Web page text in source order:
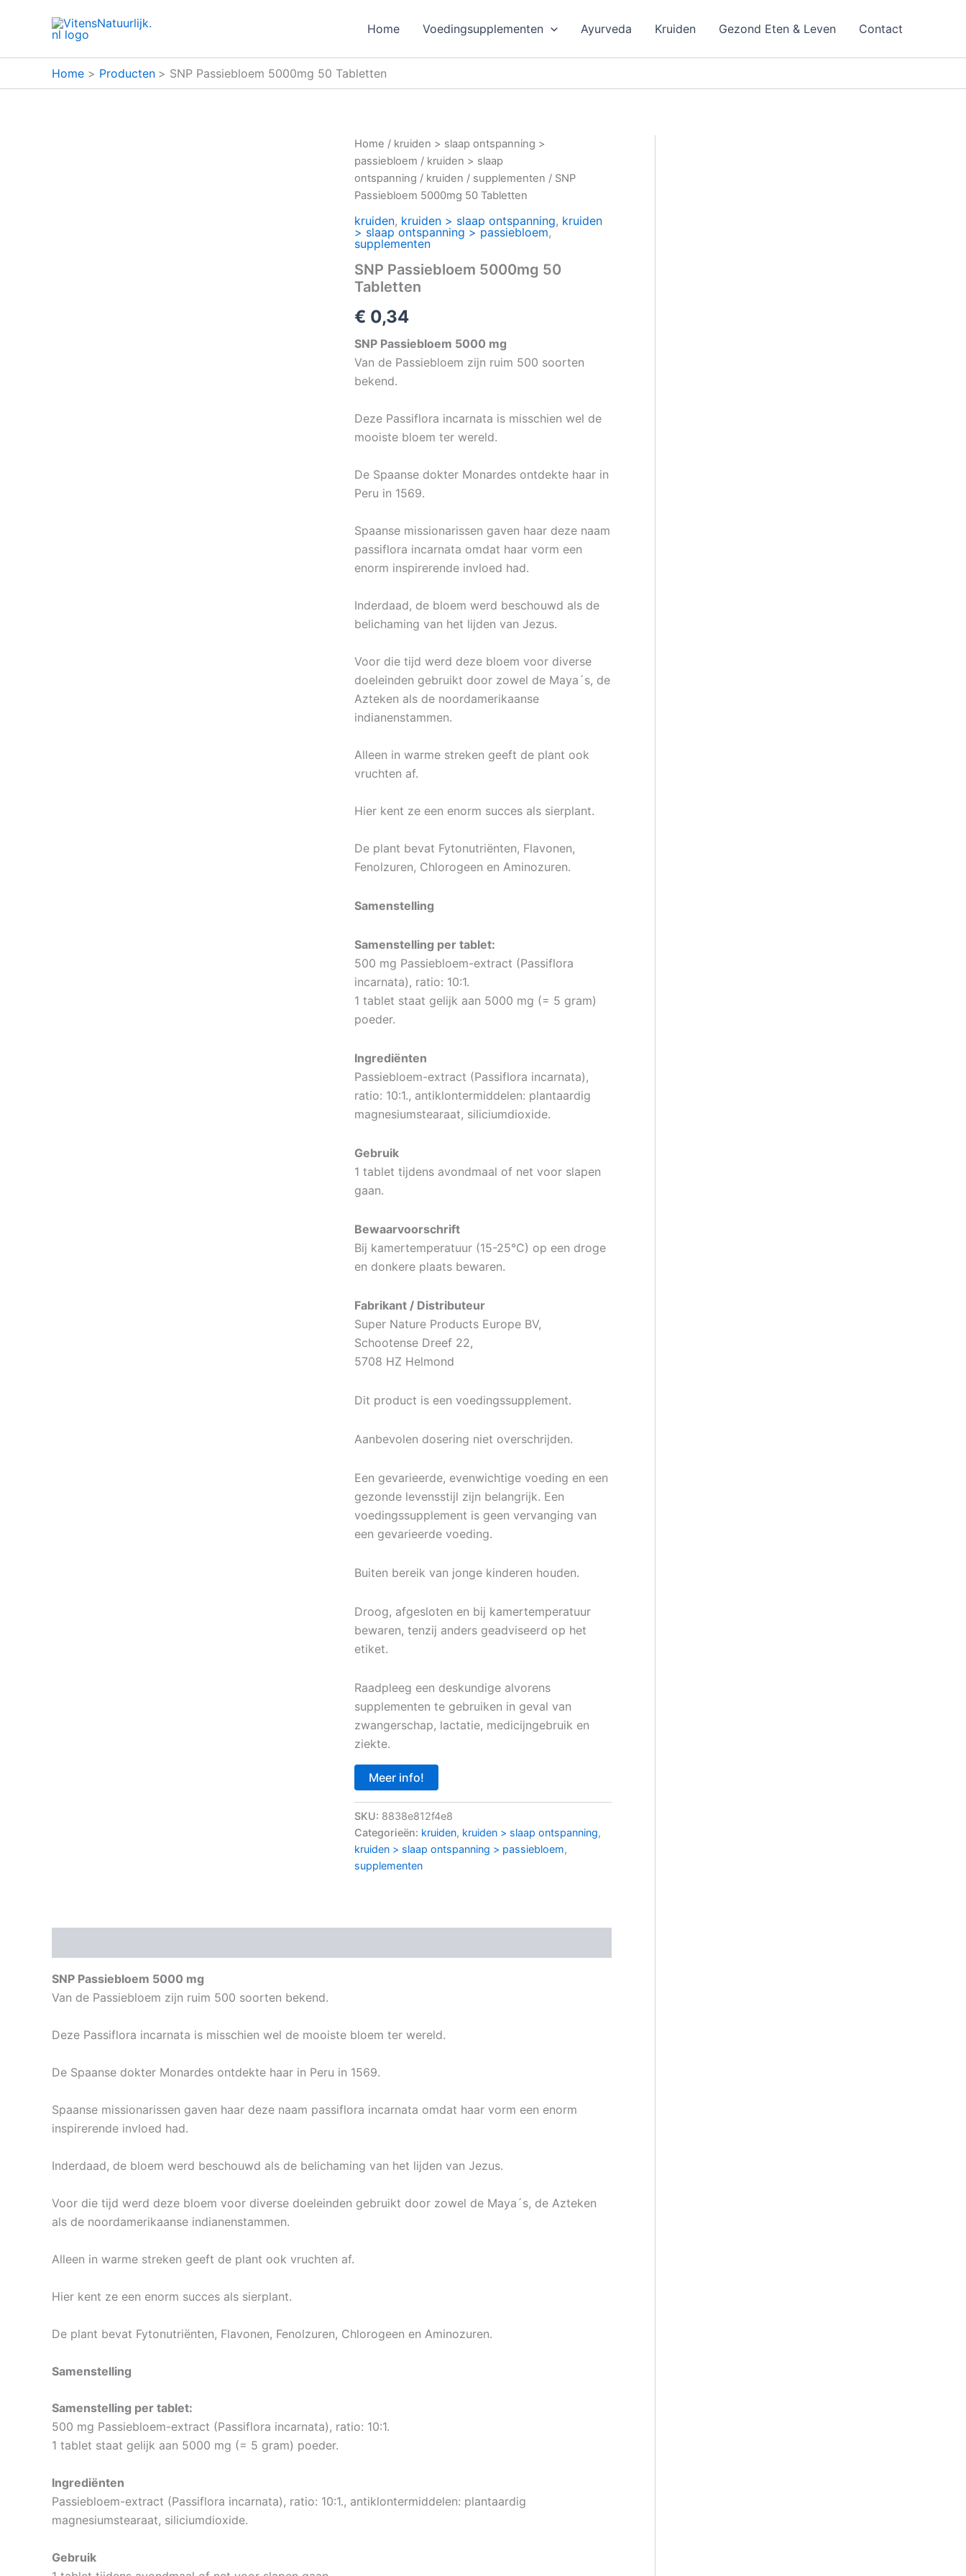
Home Voedingsupplementen Ayurveda Kruiden Gezond Eten & Leven Contact
Home Producten SNP Passiebloem 5000mg 50 Tabletten
Home / kruiden > slaap ontspanning >
passiebloem / kruiden > slaap
ontspanning / kruiden / supplementen / SNP
Passiebloem 5000mg 50 Tabletten
kruiden, kruiden > slaap ontspanning, kruiden
> slaap ontspanning > passiebloem,
supplementen
SNP Passiebloem 5000mg 50
Tabletten
€ 0,34
SNP Passiebloem 5000 mg
Van de Passiebloem zijn ruim 500 soorten
bekend.
Deze Passiflora incarnata is misschien wel de
mooiste bloem ter wereld.
De Spaanse dokter Monardes ontdekte haar in
Peru in 1569.
Spaanse missionarissen gaven haar deze naam
passiflora incarnata omdat haar vorm een
enorm inspirerende invloed had.
Inderdaad, de bloem werd beschouwd als de
belichaming van het lijden van Jezus.
Voor die tijd werd deze bloem voor diverse
doeleinden gebruikt door zowel de Maya´s, de
Azteken als de noordamerikaanse
indianenstammen.
Alleen in warme streken geeft de plant ook
vruchten af.
Hier kent ze een enorm succes als sierplant.
De plant bevat Fytonutriënten, Flavonen,
Fenolzuren, Chlorogeen en Aminozuren.
Samenstelling
Samenstelling per tablet:
500 mg Passiebloem-extract (Passiflora
incarnata), ratio: 10:1.
1 tablet staat gelijk aan 5000 mg (= 5 gram)
poeder.
Ingrediënten
Passiebloem-extract (Passiflora incarnata),
ratio: 10:1., antiklontermiddelen: plantaardig
magnesiumstearaat, siliciumdioxide.
Gebruik
1 tablet tijdens avondmaal of net voor slapen
gaan.
Bewaarvoorschrift
Bij kamertemperatuur (15-25°C) op een droge
en donkere plaats bewaren.
Fabrikant / Distributeur
Super Nature Products Europe BV,
Schootense Dreef 22,
5708 HZ Helmond
Dit product is een voedingssupplement.
Aanbevolen dosering niet overschrijden.
Een gevarieerde, evenwichtige voeding en een
gezonde levensstijl zijn belangrijk. Een
voedingssupplement is geen vervanging van
een gevarieerde voeding.
Buiten bereik van jonge kinderen houden.
Droog, afgesloten en bij kamertemperatuur
bewaren, tenzij anders geadviseerd op het
etiket.
Raadpleeg een deskundige alvorens
supplementen te gebruiken in geval van
zwangerschap, lactatie, medicijngebruik en
ziekte.
Meer info!
SKU: 8838e812f4e8
Categorieën: kruiden, kruiden > slaap ontspanning,
kruiden > slaap ontspanning > passiebloem,
supplementen
SNP Passiebloem 5000 mg
Van de Passiebloem zijn ruim 500 soorten bekend.
Deze Passiflora incarnata is misschien wel de mooiste bloem ter wereld.
De Spaanse dokter Monardes ontdekte haar in Peru in 1569.
Spaanse missionarissen gaven haar deze naam passiflora incarnata omdat haar vorm een enorm
inspirerende invloed had.
Inderdaad, de bloem werd beschouwd als de belichaming van het lijden van Jezus.
Voor die tijd werd deze bloem voor diverse doeleinden gebruikt door zowel de Maya´s, de Azteken
als de noordamerikaanse indianenstammen.
Alleen in warme streken geeft de plant ook vruchten af.
Hier kent ze een enorm succes als sierplant.
De plant bevat Fytonutriënten, Flavonen, Fenolzuren, Chlorogeen en Aminozuren.
Samenstelling
Samenstelling per tablet:
500 mg Passiebloem-extract (Passiflora incarnata), ratio: 10:1.
1 tablet staat gelijk aan 5000 mg (= 5 gram) poeder.
Ingrediënten
Passiebloem-extract (Passiflora incarnata), ratio: 10:1., antiklontermiddelen: plantaardig
magnesiumstearaat, siliciumdioxide.
Gebruik